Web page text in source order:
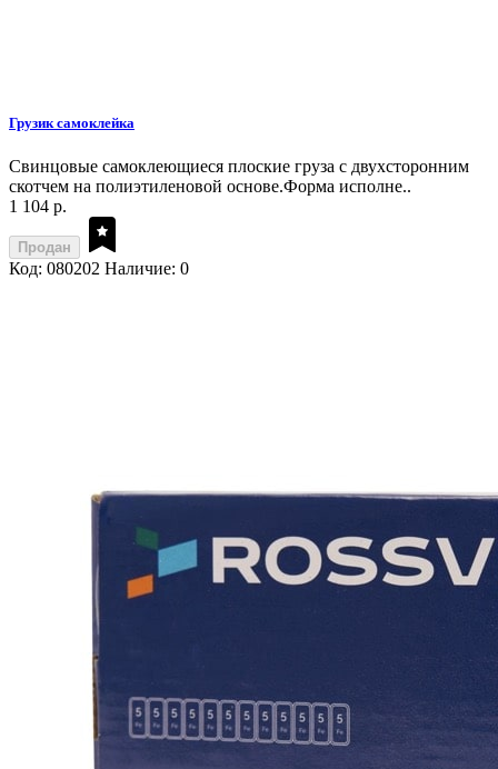
Грузик самоклейка
Свинцовые самоклеющиеся плоские груза с двухсторонним
скотчем на полиэтиленовой основе.Форма исполне..
1 104 р.
Продан
Код: 080202 Наличие: 0